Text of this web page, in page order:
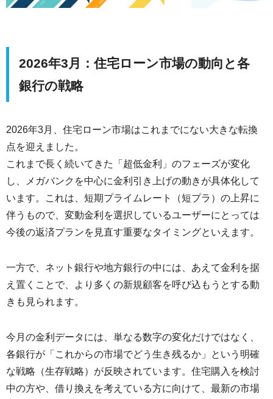
2026年3月：住宅ローン市場の動向と各
銀行の戦略
2026年3月、住宅ローン市場はこれまでにない大きな転換
点を迎えました。
これまで長く続いてきた「超低金利」のフェーズが変化
し、メガバンクを中心に金利引き上げの動きが具体化して
います。これは、短期プライムレート（短プラ）の上昇に
伴うもので、変動金利を選択しているユーザーにとっては
今後の返済プランを見直す重要なタイミングといえます。
一方で、ネット銀行や地方銀行の中には、あえて金利を据
え置くことで、より多くの新規顧客を呼び込もうとする動
きも見られます。
今月の金利データには、単なる数字の変化だけではなく、
各銀行が「これからの市場でどう生き残るか」という明確
な戦略（生存戦略）が反映されています。住宅購入を検討
中の方や、借り換えを考えている方に向けて、最新の市場